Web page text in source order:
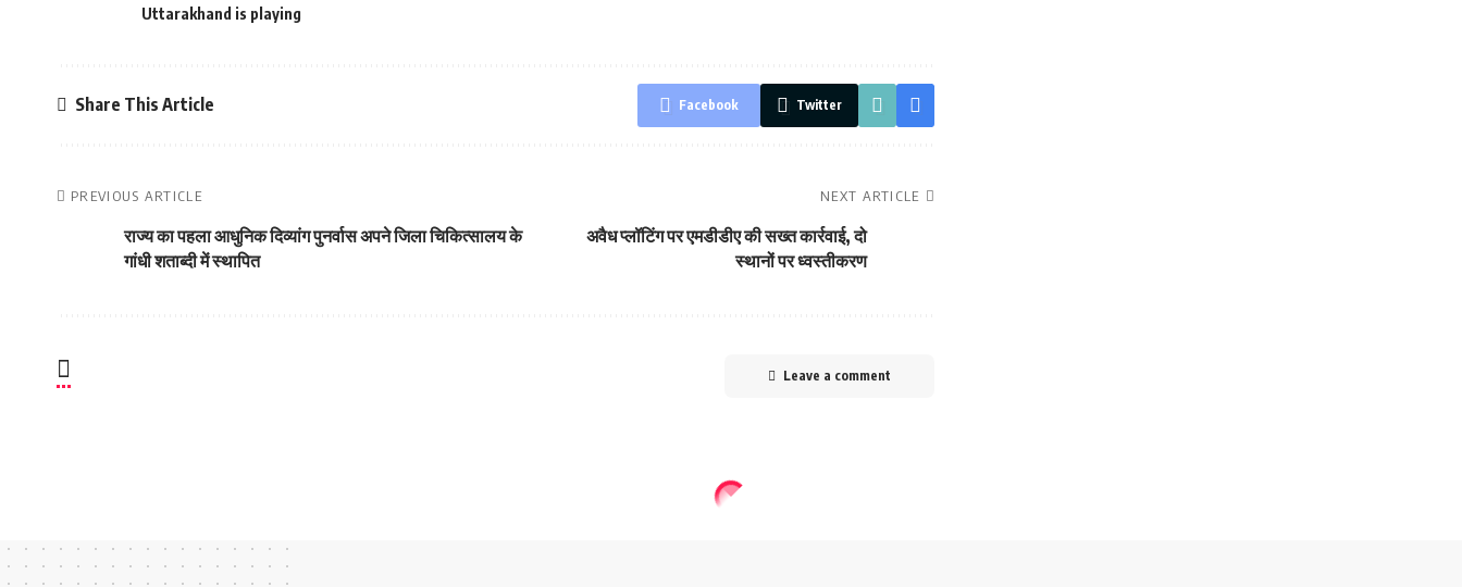
Uttarakhand is playing
Share This Article Facebook Twitter
PREVIOUS ARTICLE
राज्य का पहला आधुनिक दिव्यांग पुनर्वास अपने जिला चिकित्सालय के
गांधी शताब्दी में स्थापित
NEXT ARTICLE
अवैध प्लॉटिंग पर एमडीडीए की सख्त कार्रवाई, दो
स्थानों पर ध्वस्तीकरण
Leave a comment